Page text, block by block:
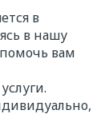
в
в нашу
вам
с
года
на